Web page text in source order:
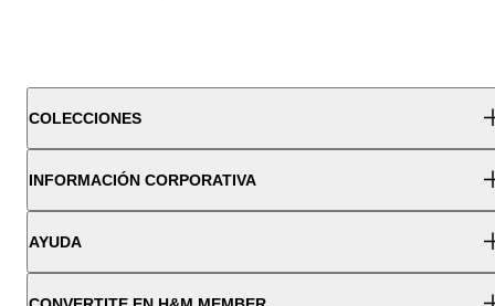
COLECCIONES
INFORMACIÓN CORPORATIVA
AYUDA